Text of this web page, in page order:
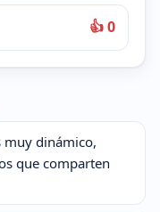
👍 0
muy dinámico,
que comparten